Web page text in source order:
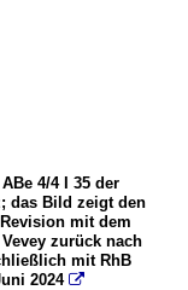
4/4 I 35 der
das Bild zeigt den
mit dem
zurück nach
mit RhB
2024 